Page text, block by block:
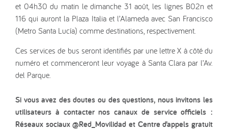
et 04h30 du matin le dimanche 31 août, les lignes B02n et
116 qui auront la Plaza Italia et l’Alameda avec San Francisco
(Metro Santa Lucía) comme destinations, respectivement.
Ces services de bus seront identifiés par une lettre X à côté du
numéro et commenceront leur voyage à Santa Clara par l’Av.
del Parque.
Si vous avez des doutes ou des questions, nous invitons les
utilisateurs à contacter nos canaux de service officiels :
Réseaux sociaux @Red_Movilidad et Centre d’appels gratuit